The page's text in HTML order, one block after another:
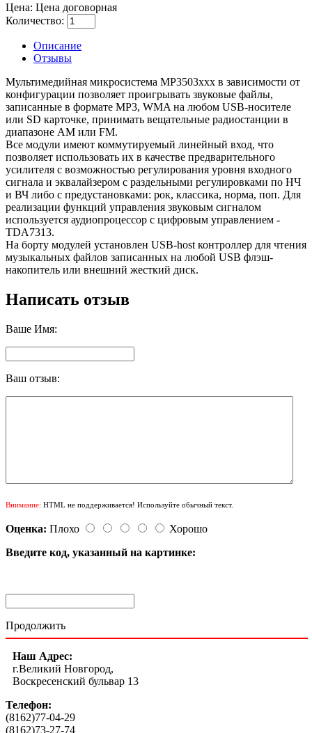
Цена: Цена договорная
Количество:
Описание
Отзывы
Мультимедийная микросистема MP3503xxx в зависимости от
конфигурации позволяет проигрывать звуковые файлы,
записанные в формате MP3, WMA на любом USB-носителе
или SD карточке, принимать вещательные радиостанции в
диапазоне AM или FM.
Все модули имеют коммутируемый линейный вход, что
позволяет использовать их в качестве предварительного
усилителя с возможностью регулирования уровня входного
сигнала и эквалайзером с раздельными регулировками по НЧ
и ВЧ либо с предустановками: рок, классика, норма, поп. Для
реализации функций управления звуковым сигналом
используется аудиопроцессор с цифровым управлением -
TDA7313.
На борту модулей установлен USB-host контроллер для чтения
музыкальных файлов записанных на любой USB флэш-
накопитель или внешний жесткий диск.
Написать отзыв
Ваше Имя:
Ваш отзыв:
Внимание: HTML не поддерживается! Используйте обычный текст.
Оценка: Плохо
Хорошо
Введите код, указанный на картинке:
Продолжить
Наш Адрес:
г.Великий Новгород,
Воскресенский бульвар 13
Телефон:
(8162)77-04-29
(8162)73-27-74